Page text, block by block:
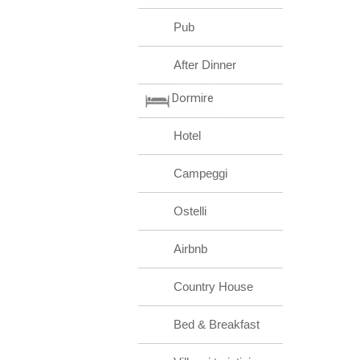
Pub
After Dinner
Dormire
Hotel
Campeggi
Ostelli
Airbnb
Country House
Bed & Breakfast